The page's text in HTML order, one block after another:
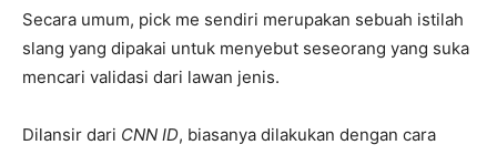
Secara umum, pick me sendiri merupakan sebuah istilah
slang yang dipakai untuk menyebut seseorang yang suka
mencari validasi dari lawan jenis.
Dilansir dari CNN ID, biasanya dilakukan dengan cara